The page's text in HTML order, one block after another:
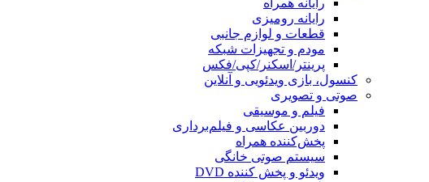
رایانه همراه
رایانه رومیزی
قطعات و لوازم جانبی
مودم و تجهیزات شبکه
پرینتر/اسکنر/کپی/فکس
کنسول، بازی‌ ویدئویی و آنلاین
صوتی و تصویری
فیلم و موسیقی
دوربین عکاسی و فیلم‌برداری
پخش‌کننده همراه
سیستم صوتی خانگی
ویدئو و پخش کننده DVD